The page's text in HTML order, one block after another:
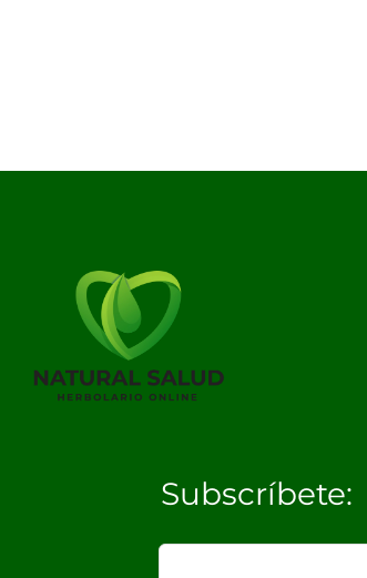
Subscríbete: